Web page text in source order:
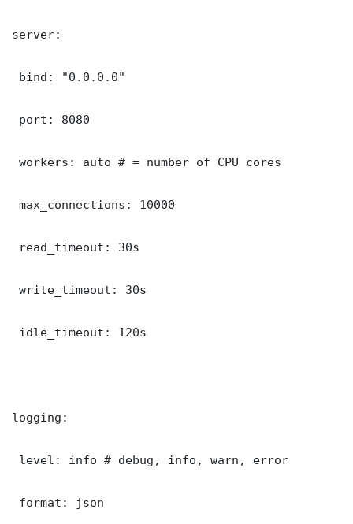
server:
bind: "0.0.0.0"
port: 8080
workers: auto # = number of CPU cores
max_connections: 10000
read_timeout: 30s
write_timeout: 30s
idle_timeout: 120s
logging:
level: info # debug, info, warn, error
format: json